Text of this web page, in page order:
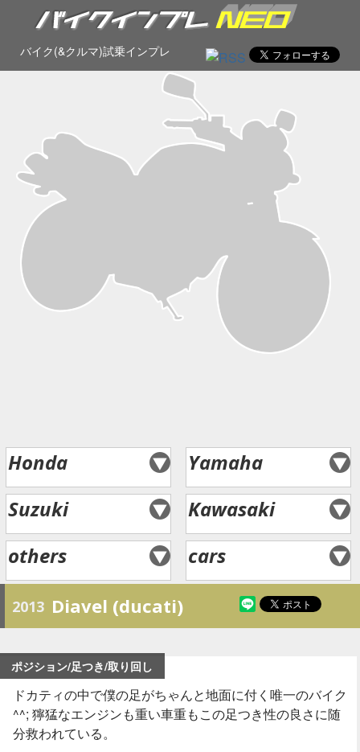
バイク(&クルマ)試乗インプレ
Honda
Yamaha
Suzuki
Kawasaki
others
cars
2013 Diavel (ducati)
ポジション/足つき/取り回し
ドカティの中で僕の足がちゃんと地面に付く唯一のバイク
^^; 獰猛なエンジンも重い車重もこの足つき性の良さに随
分救われている。